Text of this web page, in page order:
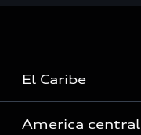
El Caribe
America central